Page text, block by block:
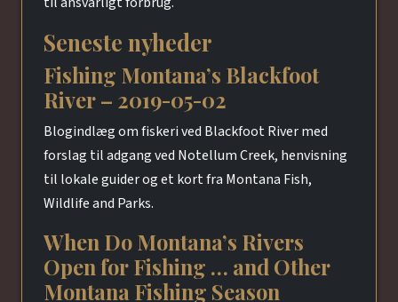
Seneste nyheder
Fishing Montana’s Blackfoot
River – 2019-05-02
Blogindlæg om fiskeri ved Blackfoot River med
forslag til adgang ved Notellum Creek, henvisning
til lokale guider og et kort fra Montana Fish,
Wildlife and Parks.
When Do Montana’s Rivers
Open for Fishing … and Other
Montana Fishing Season